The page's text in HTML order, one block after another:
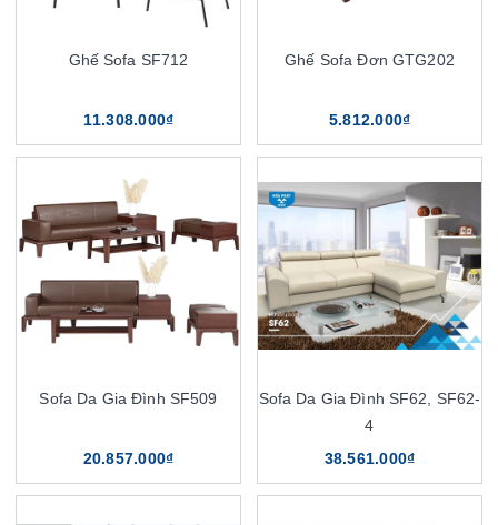
Ghế Sofa SF712
11.308.000₫
Ghế Sofa Đơn GTG202
5.812.000₫
Sofa Da Gia Đình SF509
20.857.000₫
Sofa Da Gia Đình SF62, SF62-
4
38.561.000₫